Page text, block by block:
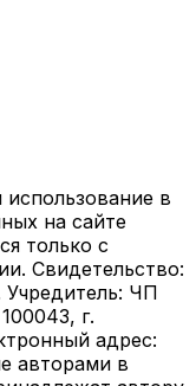
в
на сайте
только с
Свидетельство:
Учредитель: ЧП
г.
адрес:
авторами в